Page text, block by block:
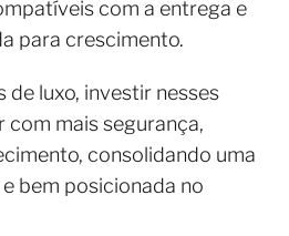
com a entrega e
para crescimento.
de luxo, investir nesses
com mais segurança,
consolidando uma
bem posicionada no